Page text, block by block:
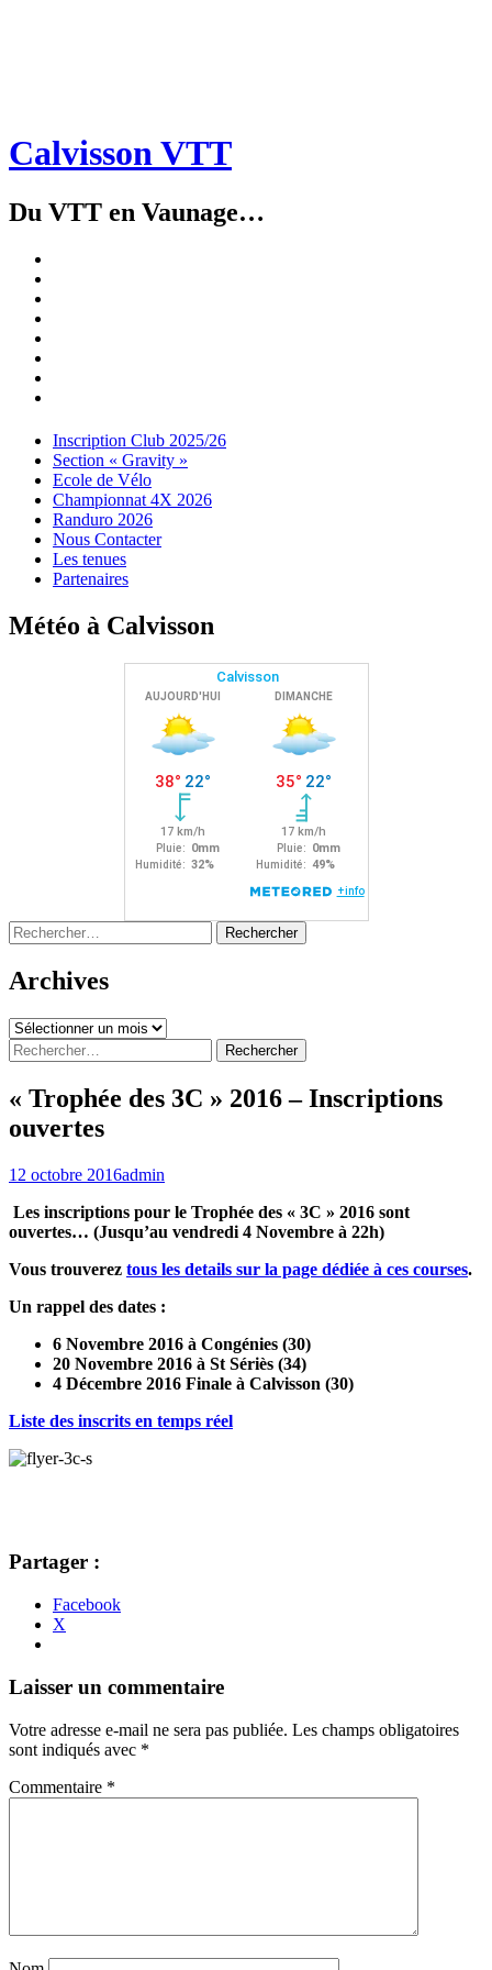
Calvisson VTT
Du VTT en Vaunage…
Menu
Widgets
Recherche
Aller
contenu
Inscription Club 2025/26
Section « Gravity »
Ecole de Vélo
Championnat 4X 2026
Randuro 2026
Nous Contacter
Les tenues
Partenaires
Météo à Calvisson
Rechercher :
Archives
Archives
Rechercher :
« Trophée des 3C » 2016 – Inscriptions
ouvertes
12 octobre 2016admin
Les inscriptions pour le Trophée des « 3C » 2016 sont
ouvertes… (Jusqu’au vendredi 4 Novembre à 22h)
Vous trouverez tous les details sur la page dédiée à ces courses.
Un rappel des dates :
6 Novembre 2016 à Congénies (30)
20 Novembre 2016 à St Sériès (34)
4 Décembre 2016 Finale à Calvisson (30)
Liste des inscrits en temps réel
Partager :
Facebook
X
Navigation
articles
←
→
Laisser un commentaire
Votre adresse e-mail ne sera pas publiée. Les champs obligatoires
sont indiqués avec *
Commentaire *